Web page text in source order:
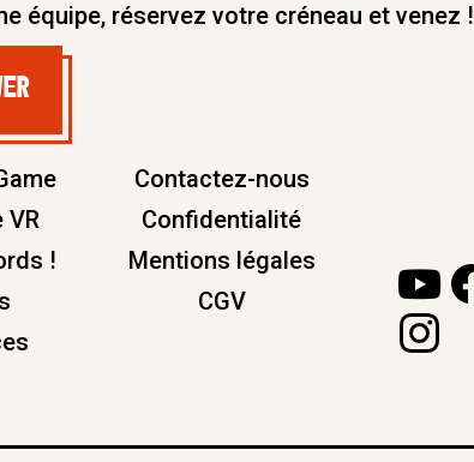
équipe, réservez votre créneau et venez !
VR
!
Contactez-nous
Confidentialité
Mentions légales
CGV